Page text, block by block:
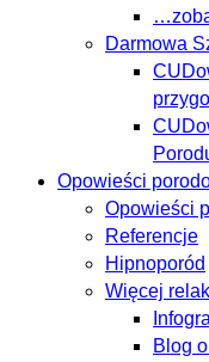
Darmowa
Opowieści
Opowieści
Referencje
Hipnoporód
Więcej
Blog